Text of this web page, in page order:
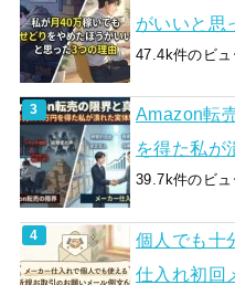
がいいと思
47.4k件のビュ
Amazon転
を得た私が
39.7k件のビュ
個人でも十
仕入れ初回